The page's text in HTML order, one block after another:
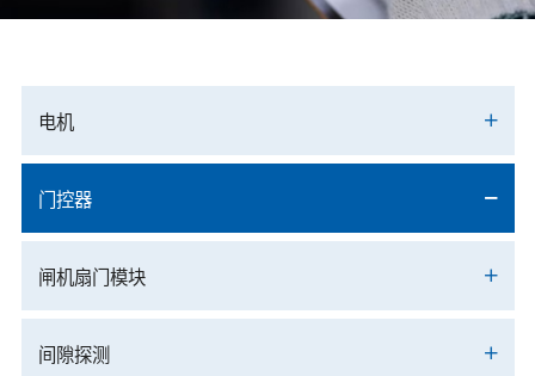
电机
门控器
闸机扇门模块
间隙探测